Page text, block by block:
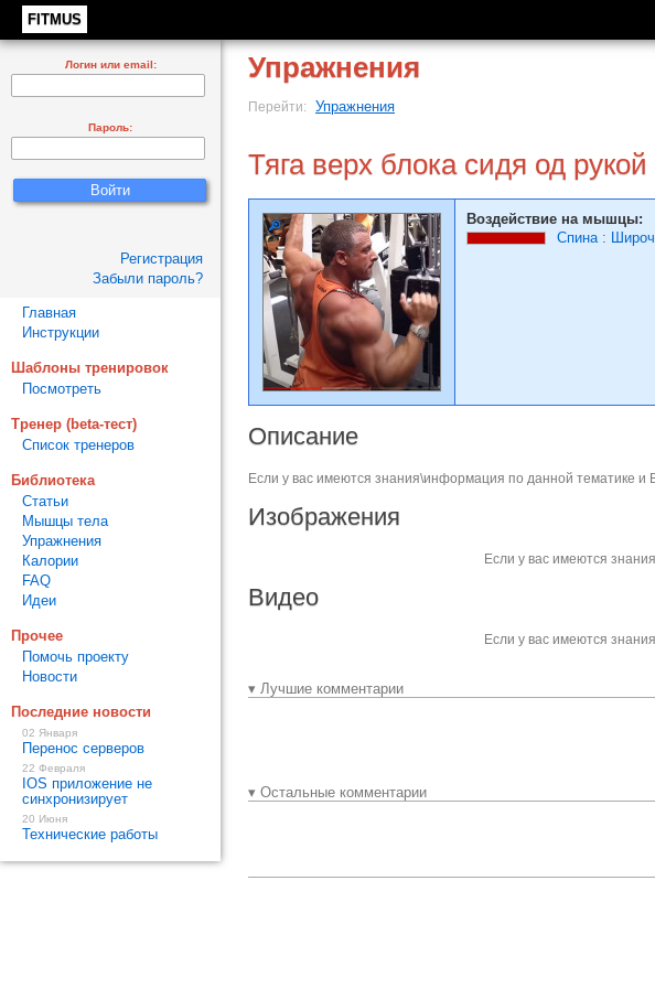
FITMUS
Упражнения
Перейти: Упражнения
Тяга верх блока сидя од рукой
Воздействие на мышцы:
Спина:
Описание
Если у вас имеются знания\информация по данной тематике и
Изображения
Если у вас имеются
Видео
Если у вас имеются
▾ Лучшие комментарии
▾ Остальные комментарии
Логин или email:
Пароль:
Регистрация
Забыли пароль?
Главная
Инструкции
Шаблоны тренировок
Посмотреть
Тренер (beta-тест)
Список тренеров
Библиотека
Статьи
Мышцы тела
Упражнения
Калории
FAQ
Идеи
Прочее
Помочь проекту
Новости
Последние новости
02 Января
Перенос серверов
22 Февраля
IOS приложение не
синхронизирует
20 Июня
Технические работы